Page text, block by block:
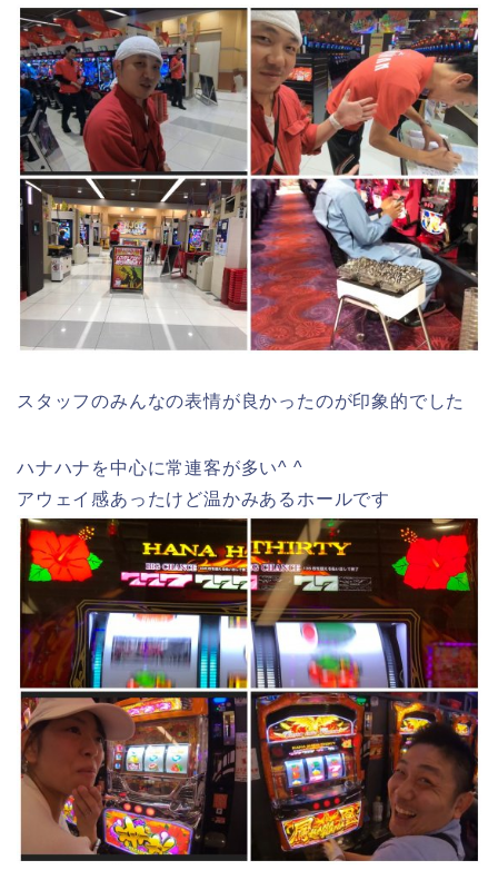
スタッフのみんなの表情が良かったのが印象的でした
ハナハナを中心に常連客が多い^ ^
アウェイ感あったけど温かみあるホールです